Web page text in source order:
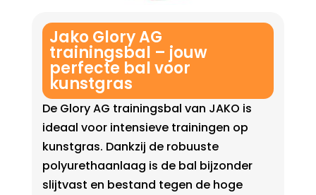
Jako Glory AG
trainingsbal – jouw
perfecte bal voor
kunstgras
De Glory AG trainingsbal van JAKO is
ideaal voor intensieve trainingen op
kunstgras. Dankzij de robuuste
polyurethaanlaag is de bal bijzonder
slijtvast en bestand tegen de hoge